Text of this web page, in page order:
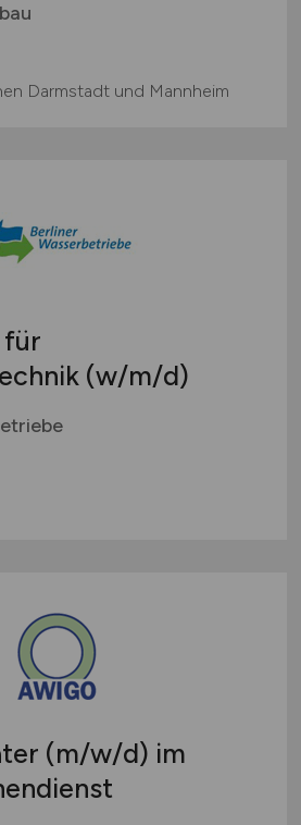
Darmstadt und Mannheim
für
(w/m/d)
(m/w/d) im